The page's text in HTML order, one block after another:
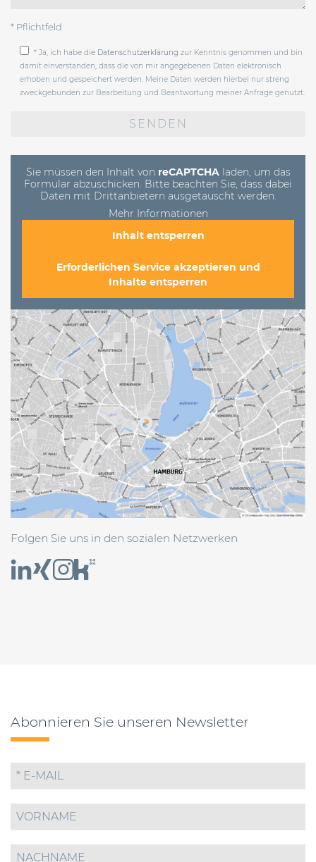
* Pflichtfeld
* Ja, ich habe die Datenschutzerklärung zur Kenntnis genommen und bin
damit einverstanden, dass die von mir angegebenen Daten elektronisch
erhoben und gespeichert werden. Meine Daten werden hierbei nur streng
zweckgebunden zur Bearbeitung und Beantwortung meiner Anfrage genutzt.
Sie müssen den Inhalt von reCAPTCHAladen, um das
Formular abzuschicken. Bitte beachten Sie, dass dabei
Daten mit Drittanbietern ausgetauscht werden.
Mehr Informationen
Inhalt entsperren
Erforderlichen Service akzeptieren und
Inhalte entsperren
Folgen Sie uns in den sozialen Netzwerken
Abonnieren Sie unseren Newsletter